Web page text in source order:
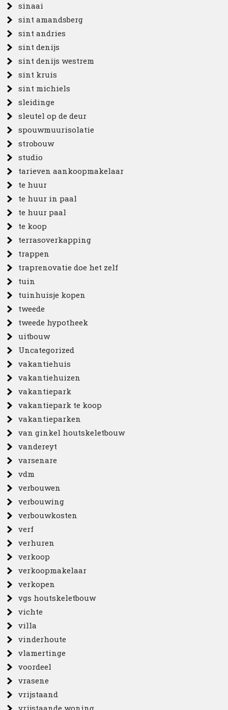
sinaai
sint amandsberg
sint andries
sint denijs
sint denijs westrem
sint kruis
sint michiels
sleidinge
sleutel op de deur
spouwmuurisolatie
strobouw
studio
tarieven aankoopmakelaar
te huur
te huur in paal
te huur paal
te koop
terrasoverkapping
trappen
traprenovatie doe het zelf
tuin
tuinhuisje kopen
tweede
tweede hypotheek
uitbouw
Uncategorized
vakantiehuis
vakantiehuizen
vakantiepark
vakantiepark te koop
vakantieparken
van ginkel houtskeletbouw
vandereyt
varsenare
vdm
verbouwen
verbouwing
verbouwkosten
verf
verhuren
verkoop
verkoopmakelaar
verkopen
vgs houtskeletbouw
vichte
villa
vinderhoute
vlamertinge
voordeel
vrasene
vrijstaand
vrijstaande woning